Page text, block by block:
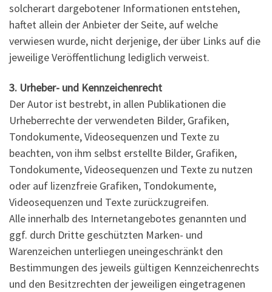
solcherart dargebotener Informationen entstehen,
haftet allein der Anbieter der Seite, auf welche
verwiesen wurde, nicht derjenige, der über Links auf die
jeweilige Veröffentlichung lediglich verweist.
3. Urheber- und Kennzeichenrecht
Der Autor ist bestrebt, in allen Publikationen die
Urheberrechte der verwendeten Bilder, Grafiken,
Tondokumente, Videosequenzen und Texte zu
beachten, von ihm selbst erstellte Bilder, Grafiken,
Tondokumente, Videosequenzen und Texte zu nutzen
oder auf lizenzfreie Grafiken, Tondokumente,
Videosequenzen und Texte zurückzugreifen.
Alle innerhalb des Internetangebotes genannten und
ggf. durch Dritte geschützten Marken- und
Warenzeichen unterliegen uneingeschränkt den
Bestimmungen des jeweils gültigen Kennzeichenrechts
und den Besitzrechten der jeweiligen eingetragenen